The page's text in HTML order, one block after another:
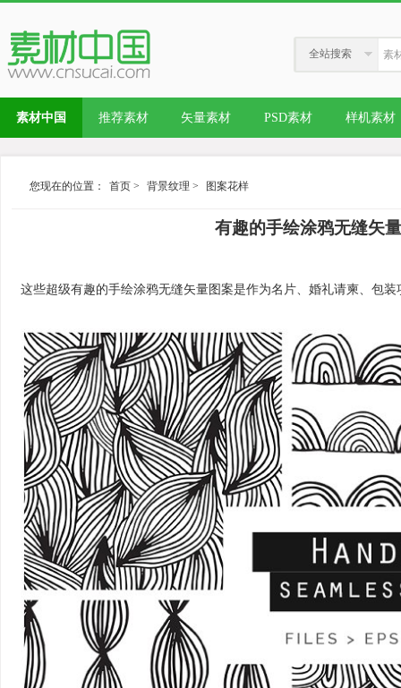
全站搜索
素材中国 推荐素材 矢量素材 PSD素材 样机素材
您现在的位置： 首页 > 背景纹理 > 图案花样
有趣的手绘涂鸦无缝矢
这些超级有趣的手绘涂鸦无缝矢量图案是作为名片、婚礼请柬、包